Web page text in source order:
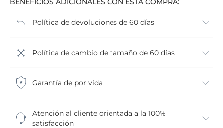
BENEFICIOS ADICIONALES CON ESTA COMPRA:
Política de devoluciones de 60 días
Política de cambio de tamaño de 60 días
Garantía de por vida
Atención al cliente orientada a la 100%
satisfacción